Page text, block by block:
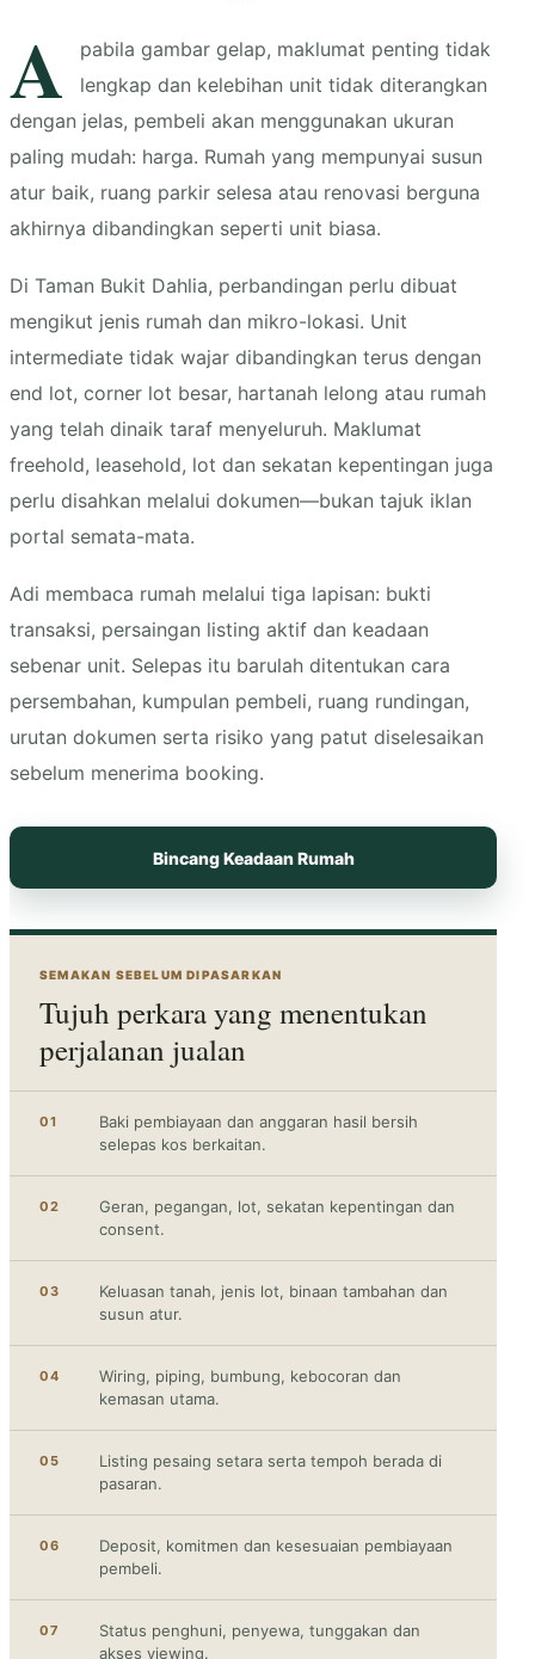
A
pabila gambar gelap, maklumat penting tidak
lengkap dan kelebihan unit tidak diterangkan
dengan jelas, pembeli akan menggunakan ukuran
paling mudah: harga. Rumah yang mempunyai susun
atur baik, ruang parkir selesa atau renovasi berguna
akhirnya dibandingkan seperti unit biasa.
Di Taman Bukit Dahlia, perbandingan perlu dibuat
mengikut jenis rumah dan mikro-lokasi. Unit
intermediate tidak wajar dibandingkan terus dengan
end lot, corner lot besar, hartanah lelong atau rumah
yang telah dinaik taraf menyeluruh. Maklumat
freehold, leasehold, lot dan sekatan kepentingan juga
perlu disahkan melalui dokumen—bukan tajuk iklan
portal semata-mata.
Adi membaca rumah melalui tiga lapisan: bukti
transaksi, persaingan listing aktif dan keadaan
sebenar unit. Selepas itu barulah ditentukan cara
persembahan, kumpulan pembeli, ruang rundingan,
urutan dokumen serta risiko yang patut diselesaikan
sebelum menerima booking.
Bincang Keadaan Rumah
SEMAKAN SEBELUM DIPASARKAN
Tujuh perkara yang menentukan
perjalanan jualan
01
Baki pembiayaan dan anggaran hasil bersih
selepas kos berkaitan.
02
Geran, pegangan, lot, sekatan kepentingan dan
consent.
03
Keluasan tanah, jenis lot, binaan tambahan dan
susun atur.
04
Wiring, piping, bumbung, kebocoran dan
kemasan utama.
05
Listing pesaing setara serta tempoh berada di
pasaran.
06
Deposit, komitmen dan kesesuaian pembiayaan
pembeli.
07
Status penghuni, penyewa, tunggakan dan
akses viewing.